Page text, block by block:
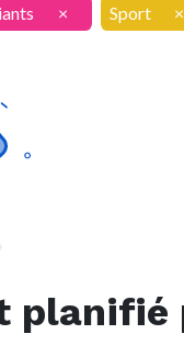
× Sport ×
planifié